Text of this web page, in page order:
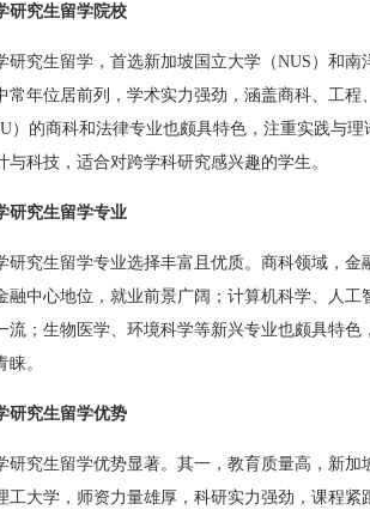
研究生留学院校
研究生留学，首选新加坡国立大学（NUS）和
常年位居前列，学术实力强劲，涵盖商科、工
）的商科和法律专业也颇具特色，注重实践与
与科技，适合对跨学科研究感兴趣的学生。
研究生留学专业
研究生留学专业选择丰富且优质。商科领域，
融中心地位，就业前景广阔；计算机科学、人
流；生物医学、环境科学等新兴专业也颇具特
睐。
研究生留学优势
研究生留学优势显著。其一，教育质量高，新
工大学，师资力量雄厚，科研实力强劲，课程